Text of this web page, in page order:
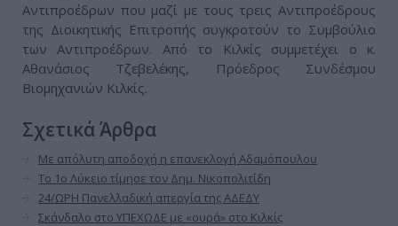
Αντιπροέδρων που μαζί με τους τρεις Αντιπροέδρους
της Διοικητικής Επιτροπής συγκροτούν το Συμβούλιο
των Αντιπροέδρων. Από το Κιλκίς συμμετέχει ο κ.
Αθανάσιος Τζεβελέκης, Πρόεδρος Συνδέσμου
Βιομηχανιών Κιλκίς.
Σχετικά Άρθρα
Με απόλυτη αποδοχή η επανεκλογή Αδαμόπουλου
Το 1ο Λύκειο τίμησε τον Δημ. Νικοπολιτίδη
24/ΩΡΗ Πανελλαδική απεργία της ΑΔΕΔΥ
Σκάνδαλο στο ΥΠΕΧΩΔΕ με «ουρά» στο Κιλκίς